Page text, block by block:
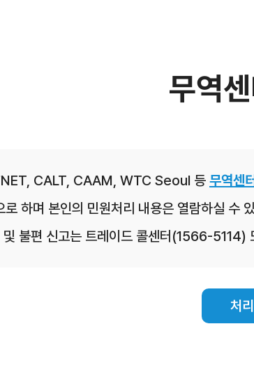
무역
CALT, CAAM, WTC Seoul 등 무역센
하며 본인의 민원처리 내용은 열람하실 수
불편 신고는 트레이드 콜센터(1566-5114)
처